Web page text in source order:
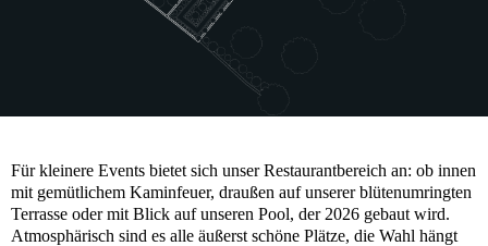
Für kleinere Events bietet sich unser Restaurantbereich an: ob innen
mit gemütlichem Kaminfeuer, draußen auf unserer blütenumringten
Terrasse oder mit Blick auf unseren Pool, der 2026 gebaut wird.
Atmosphärisch sind es alle äußerst schöne Plätze, die Wahl hängt